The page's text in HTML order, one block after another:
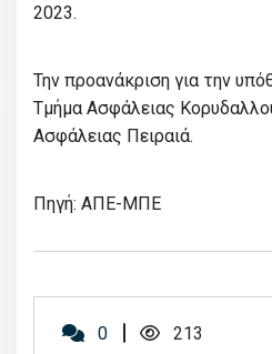
2023.
Την προανάκριση για την
Τμήμα Ασφάλειας
Ασφάλειας Πειραιά.
Πηγή: ΑΠΕ-ΜΠΕ
0 213